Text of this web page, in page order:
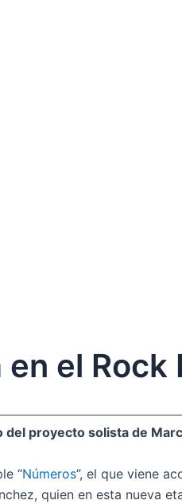
el
proyecto solista de
“Números”, el que viene
quien en esta nueva